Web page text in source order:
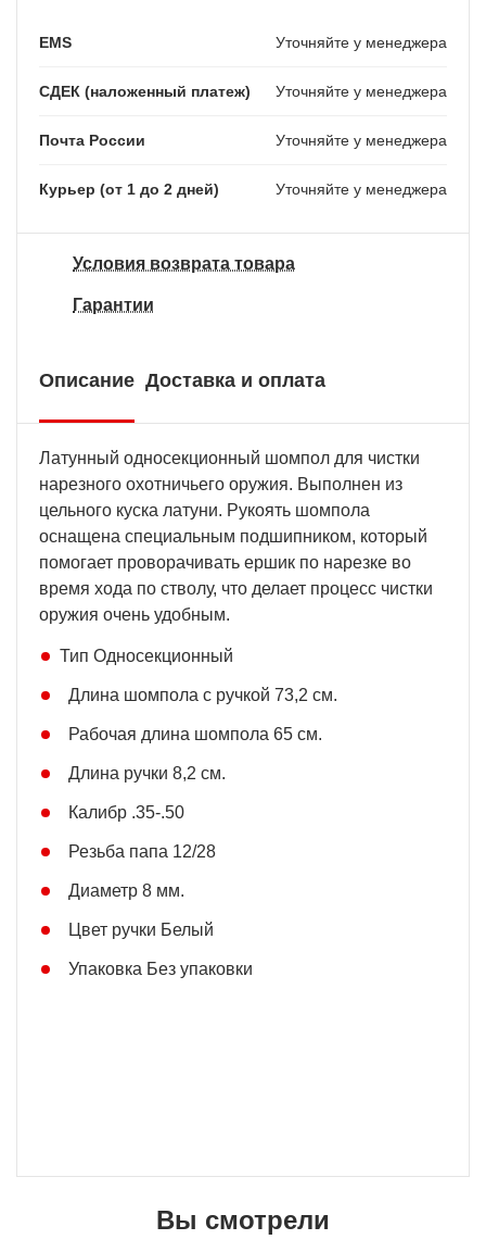
EMS Уточняйте у менеджера
СДЕК (наложенный платеж) Уточняйте у менеджера
Почта России Уточняйте у менеджера
Курьер (от 1 до 2 дней) Уточняйте у менеджера
Условия возврата товара
Гарантии
Описание Доставка и оплата
Латунный односекционный шомпол для чистки
нарезного охотничьего оружия. Выполнен из
цельного куска латуни. Рукоять шомпола
оснащена специальным подшипником, который
помогает проворачивать ершик по нарезке во
время хода по стволу, что делает процесс чистки
оружия очень удобным.
Тип Односекционный
Длина шомпола с ручкой 73,2 см.
Рабочая длина шомпола 65 см.
Длина ручки 8,2 см.
Калибр .35-.50
Резьба папа 12/28
Диаметр 8 мм.
Цвет ручки Белый
Упаковка Без упаковки
Вы смотрели